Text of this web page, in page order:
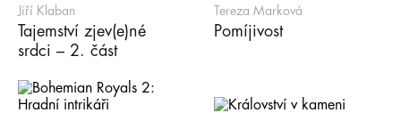
Jiří Klaban
Tajemství zjev(e)né
srdci – 2. část
Tereza Marková
Pomíjivost